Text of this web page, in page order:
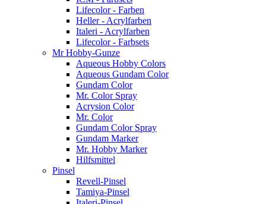
Lifecolor - Farben
Heller - Acrylfarben
Italeri - Acrylfarben
Lifecolor - Farbsets
Mr Hobby-Gunze
Aqueous Hobby Colors
Aqueous Gundam Color
Gundam Color
Mr. Color Spray
Acrysion Color
Mr. Color
Gundam Color Spray
Gundam Marker
Mr. Hobby Marker
Hilfsmittel
Pinsel
Revell-Pinsel
Tamiya-Pinsel